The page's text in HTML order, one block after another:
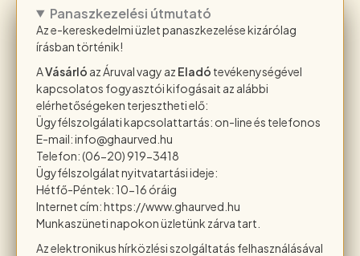
Panaszkezelési útmutató
Az e-kereskedelmi üzlet panaszkezelése kizárólag
írásban történik!
AVásárló az Áruval vagy az Eladó tevékenységével
kapcsolatos fogyasztói kifogásait az alábbi
elérhetőségeken terjesztheti elő:
Ügyfélszolgálati kapcsolattartás: on-line és telefonos
E-mail: info@ghaurved.hu
Telefon: (06-20) 919-3418
Ügyfélszolgálat nyitvatartási ideje:
Hétfő-Péntek: 10-16 óráig
Internet cím: https://www.ghaurved.hu
Munkaszüneti napokon üzletünk zárva tart.
Az elektronikus hírközlési szolgáltatás felhasználásával